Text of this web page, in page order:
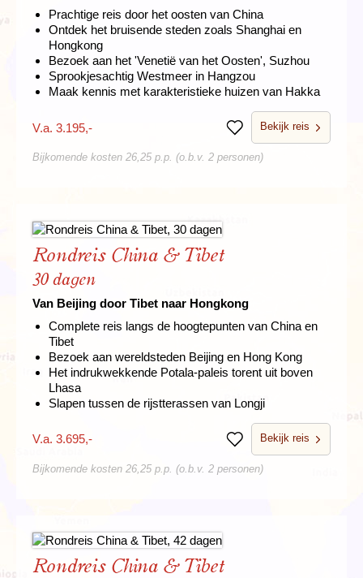
Prachtige reis door het oosten van China
Ontdek het bruisende steden zoals Shanghai en
Hongkong
Bezoek aan het 'Venetië van het Oosten', Suzhou
Sprookjesachtig Westmeer in Hangzou
Maak kennis met karakteristieke huizen van Hakka
V.a. 3.195,- BewarenBekijk reis
Bijkomende kosten 26,25 p.p. (o.b.v. 2 personen)
Rondreis China & Tibet
30 dagen
Van Beijing door Tibet naar Hongkong
Complete reis langs de hoogtepunten van China en
Tibet
Bezoek aan wereldsteden Beijing en Hong Kong
Het indrukwekkende Potala-paleis torent uit boven
Lhasa
Slapen tussen de rijstterassen van Longji
V.a. 3.695,- BewarenBekijk reis
Bijkomende kosten 26,25 p.p. (o.b.v. 2 personen)
Rondreis China & Tibet